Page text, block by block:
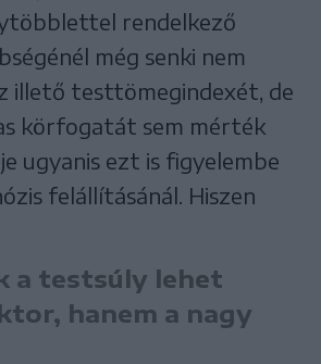
rendelkező
még senki nem
illető testtömegindexét, de
körfogatát sem mérték
ugyanis ezt is figyelembe
felállításánál. Hiszen
a testsúly lehet
hanem a nagy